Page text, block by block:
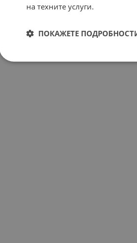
на техните услуги.
ПОКАЖЕТЕ